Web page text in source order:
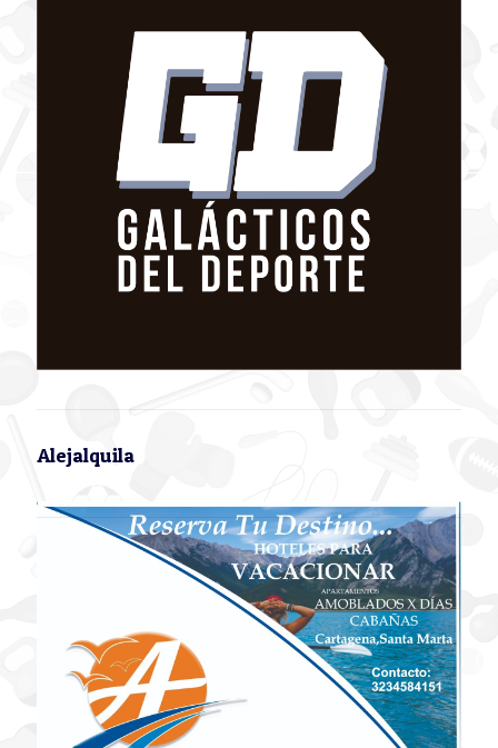
Alejalquila